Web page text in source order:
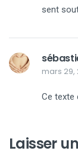
sent
mars 29,
Ce texte
Laisser